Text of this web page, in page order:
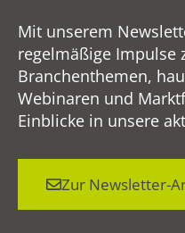
Mit unserem
regelmäßige Impulse
Branchenthemen,
Webinaren und
Einblicke in unsere
Zur Newsletter-